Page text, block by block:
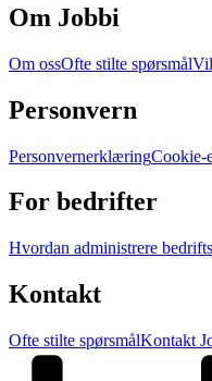
Om Jobbi
Om ossOfte stilte spørsmål
Personvern
Personvernerklæring
For bedrifter
Hvordan administrere
Kontakt
Ofte stilte spørsmålKontakt